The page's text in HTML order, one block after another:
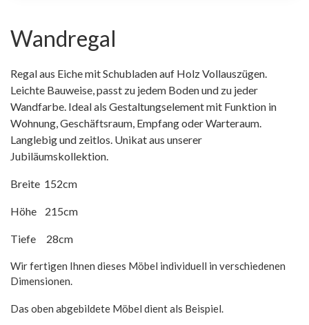
Wandregal
Regal aus Eiche mit Schubladen auf Holz Vollauszügen.
Leichte Bauweise, passt zu jedem Boden und zu jeder
Wandfarbe. Ideal als Gestaltungselement mit Funktion in
Wohnung, Geschäftsraum, Empfang oder Warteraum.
Langlebig und zeitlos. Unikat aus unserer
Jubiläumskollektion.
Breite 152cm
Höhe 215cm
Tiefe 28cm
Wir fertigen Ihnen dieses Möbel individuell in verschiedenen
Dimensionen.
Das oben abgebildete Möbel dient als Beispiel.